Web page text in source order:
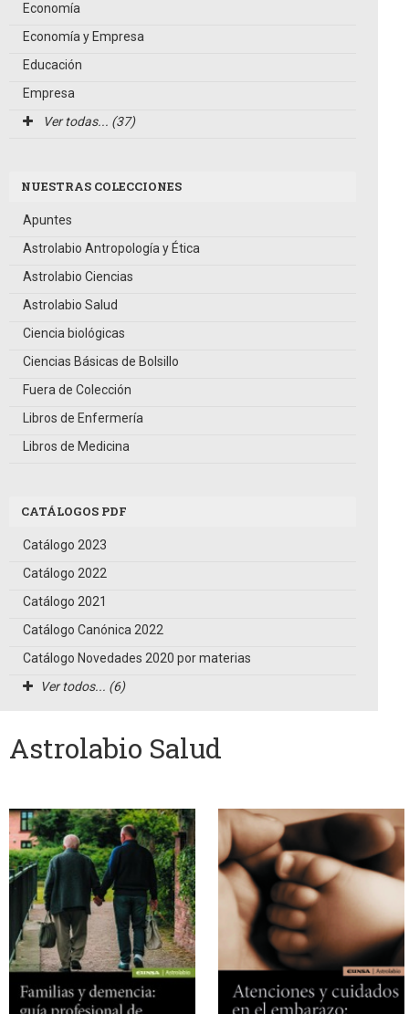
Economía
Economía y Empresa
Educación
Empresa
Ver todas... (37)
NUESTRAS COLECCIONES
Apuntes
Astrolabio Antropología y Ética
Astrolabio Ciencias
Astrolabio Salud
Ciencia biológicas
Ciencias Básicas de Bolsillo
Fuera de Colección
Libros de Enfermería
Libros de Medicina
CATÁLOGOS PDF
Catálogo 2023
Catálogo 2022
Catálogo 2021
Catálogo Canónica 2022
Catálogo Novedades 2020 por materias
Ver todos... (6)
Astrolabio Salud